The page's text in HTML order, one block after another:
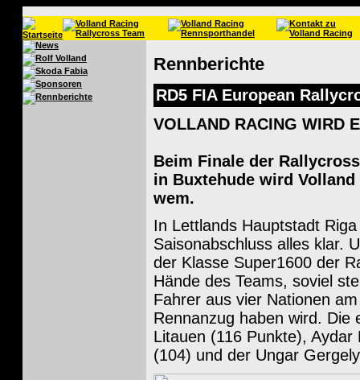
Rennberichte
RD5 FIA European
VOLLAND RACING WIRD
Beim Finale der
in Buxtehude wird
wem.
In Lettlands Hauptstadt
Saisonabschluss alles klar.
der Klasse Super1600 der
Hände des Teams, soviel
Fahrer aus vier Nationen
Rennanzug haben wird. Die
Litauen (116 Punkte),
(104) und der Ungar